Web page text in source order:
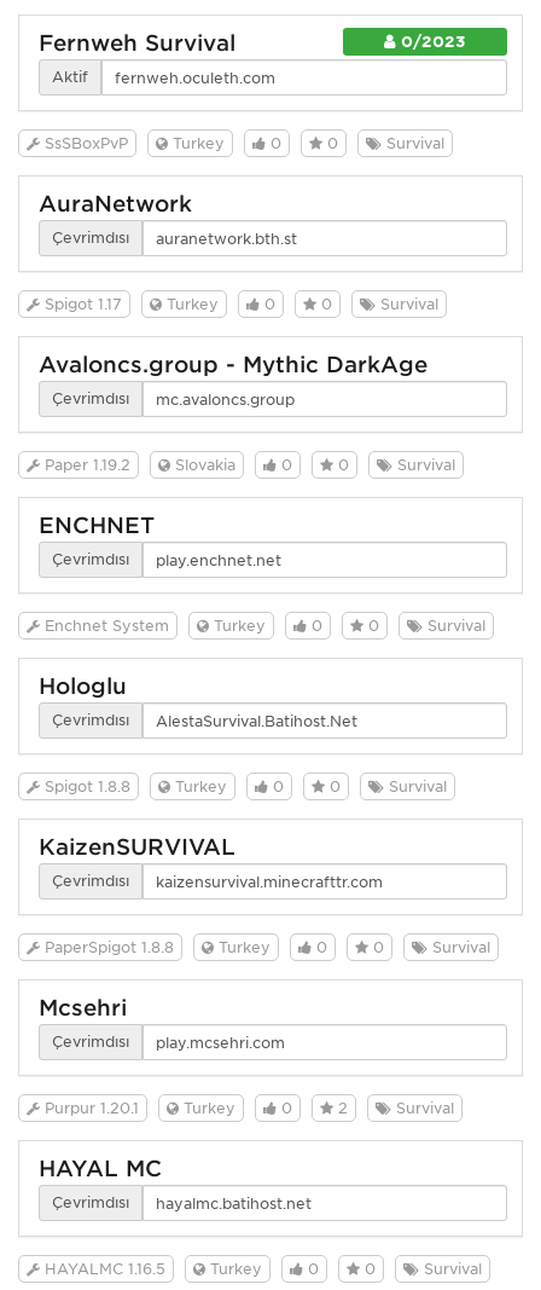
0/2023
Fernweh Survival
Aktif
SsSBoxPvP Turkey 0 0 Survival
AuraNetwork
Çevrimdışı
Spigot 1.17 Turkey 0 0 Survival
Avaloncs.group - Mythic DarkAge
Çevrimdışı
Paper 1.19.2 Slovakia 0 0 Survival
ENCHNET
Çevrimdışı
Enchnet System Turkey 0 0 Survival
Hologlu
Çevrimdışı
Spigot 1.8.8 Turkey 0 0 Survival
KaizenSURVIVAL
Çevrimdışı
PaperSpigot 1.8.8 Turkey 0 0 Survival
Mcsehri
Çevrimdışı
Purpur 1.20.1 Turkey 0 2 Survival
HAYAL MC
Çevrimdışı
HAYALMC 1.16.5 Turkey 0 0 Survival